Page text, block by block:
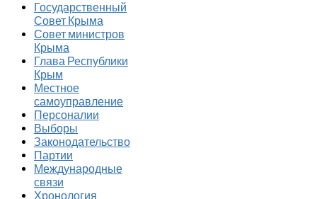
Государственный
Совет Крыма
Совет министров
Крыма
Глава Республики
Крым
Местное
самоуправление
Персоналии
Выборы
Законодательство
Партии
Международные
связи
Хронология